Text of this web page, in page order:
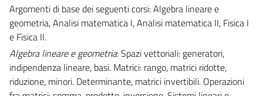
Argomenti di base dei seguenti corsi: Algebra lineare e
geometria, Analisi matematica I, Analisi matematica II, Fisica I
e Fisica II.
Algebra lineare e geometria: Spazi vettoriali: generatori,
indipendenza lineare, basi. Matrici: rango, matrici ridotte,
riduzione, minori. Determinante, matrici invertibili. Operazioni